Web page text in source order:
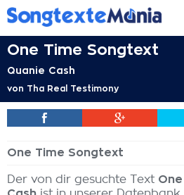
One Time Songtext
Quanie Cash
von Tha Real Testimony
One Time Songtext
Der von dir gesuchte Text